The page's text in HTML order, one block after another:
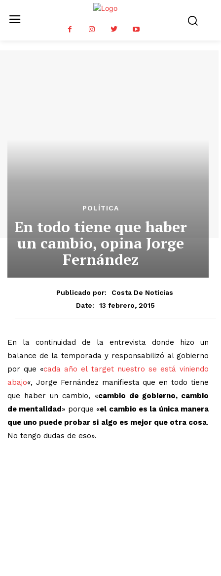
POLÍTICA
En todo tiene que haber
un cambio, opina Jorge
Fernández
Publicado por:
Costa De Noticias
Date:
13 febrero, 2015
En la continuidad de la entrevista donde hizo un
balance de la temporada y responsabilizó al gobierno
por que «cada año el target nuestro se está viniendo
abajo«, Jorge Fernández manifiesta que en todo tiene
que haber un cambio, «cambio de gobierno, cambio
de mentalidad» porque «el cambio es la única manera
que uno puede probar si algo es mejor que otra cosa.
No tengo dudas de eso».